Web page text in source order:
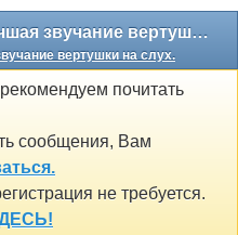
Как не надо делать - улучшая звучание вертушки на слух.
вертушки на слух.
почитать
сообщения, Вам
не требуется.